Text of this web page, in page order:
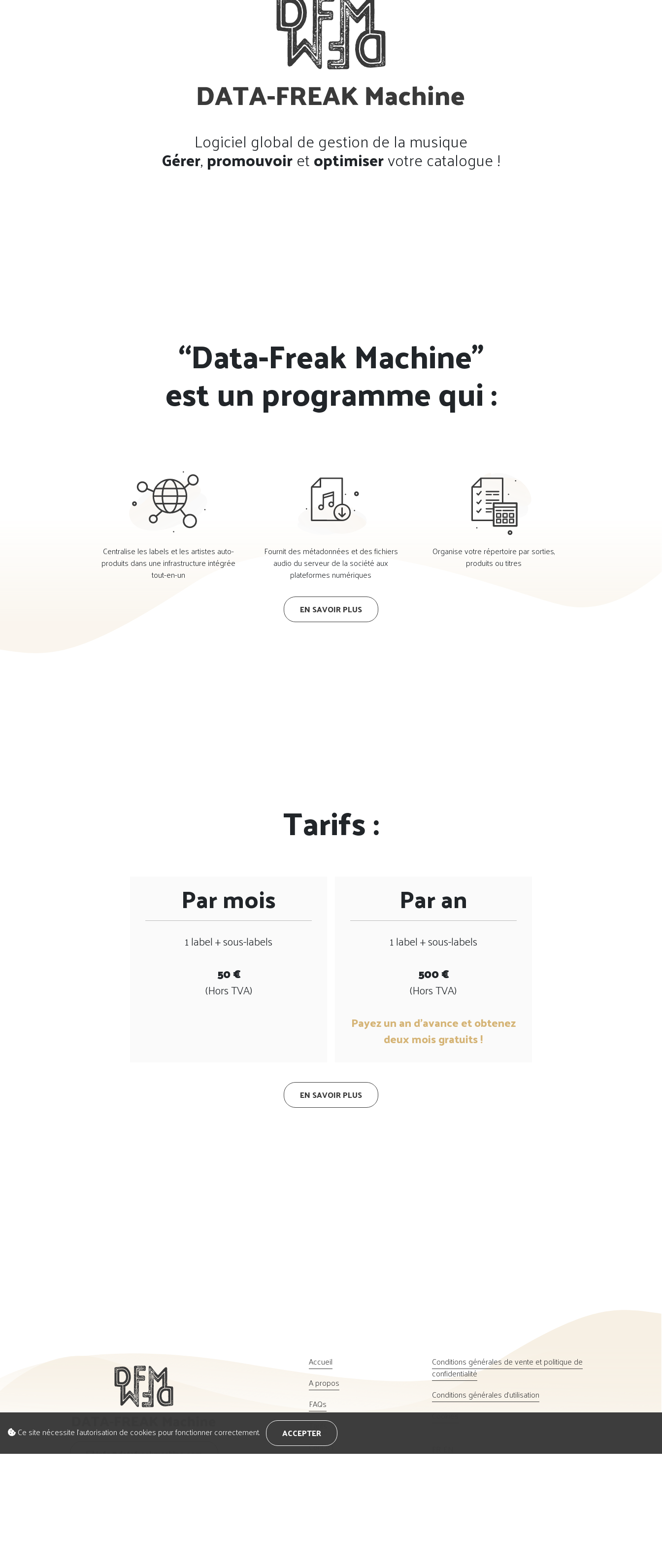
Logiciel global de gestion de la musique
Gérer,promouvoiretoptimiservotre catalogue !
“Data-Freak Machine”
est un programme qui :
Centralise les labels et les artistes auto-
produits dans une infrastructure intégrée
tout-en-un
Fournit des métadonnées et des fichiers
audio du serveur de la société aux
plateformes numériques
Organise votre répertoire par sorties,
produits ou titres
EN SAVOIR PLUS
Tarifs :
Par mois
1 label + sous-labels
50 €
(Hors TVA)
Par an
1 label + sous-labels
500 €
(Hors TVA)
Payez un an d'avance et obtenez
deux mois gratuits !
EN SAVOIR PLUS
info@datafreakmachine.com
Accueil
A propos
FAQs
Tarifs
Contact
Conditions générales de vente et politique de
confidentialité
Conditions générales d’utilisation
Cookies
Ce site nécessite l'autorisation de cookies pour fonctionner correctement. ACCEPTER